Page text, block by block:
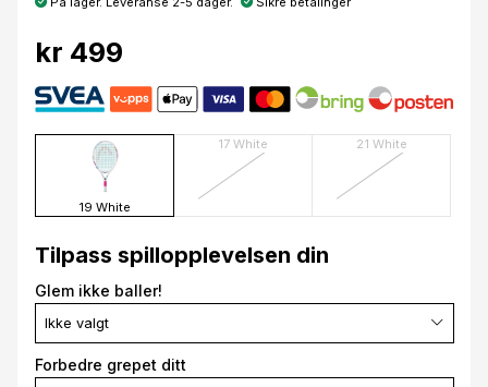
kr 499
19 White
17 White 21 White
Tilpass spillopplevelsen din
Glem ikke baller!
Ikke valgt
Forbedre grepet ditt